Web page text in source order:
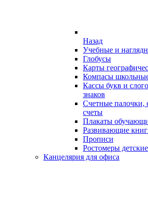
Назад
Учебные и
Глобусы
Карты
Компасы
Кассы букв и
знаков
Счетные палочки,
счеты
Плакаты
Развивающие
Прописи
Ростомеры детские
Канцелярия для офиса